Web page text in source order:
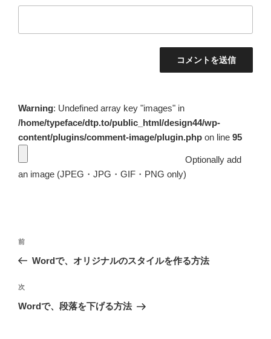
Warning: Undefined array key "images" in
/home/typeface/dtp.to/public_html/design44/wp-
content/plugins/comment-image/plugin.php on line 95
Optionally add
an image (JPEG・JPG・GIF・PNG only)
投
ビ
ゲ
前
の
稿
前
Wordで、オリジナルのスタイルを作る方法
次
の
次
Wordで、段落を下げる方法